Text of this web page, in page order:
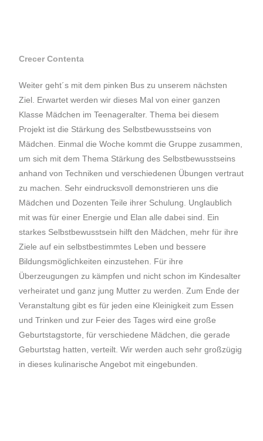
Crecer Contenta
Weiter geht´s mit dem pinken Bus zu unserem nächsten
Ziel. Erwartet werden wir dieses Mal von einer ganzen
Klasse Mädchen im Teenageralter. Thema bei diesem
Projekt ist die Stärkung des Selbstbewusstseins von
Mädchen. Einmal die Woche kommt die Gruppe zusammen,
um sich mit dem Thema Stärkung des Selbstbewusstseins
anhand von Techniken und verschiedenen Übungen vertraut
zu machen. Sehr eindrucksvoll demonstrieren uns die
Mädchen und Dozenten Teile ihrer Schulung. Unglaublich
mit was für einer Energie und Elan alle dabei sind. Ein
starkes Selbstbewusstsein hilft den Mädchen, mehr für ihre
Ziele auf ein selbstbestimmtes Leben und bessere
Bildungsmöglichkeiten einzustehen. Für ihre
Überzeugungen zu kämpfen und nicht schon im Kindesalter
verheiratet und ganz jung Mutter zu werden. Zum Ende der
Veranstaltung gibt es für jeden eine Kleinigkeit zum Essen
und Trinken und zur Feier des Tages wird eine große
Geburtstagstorte, für verschiedene Mädchen, die gerade
Geburtstag hatten, verteilt. Wir werden auch sehr großzügig
in dieses kulinarische Angebot mit eingebunden.